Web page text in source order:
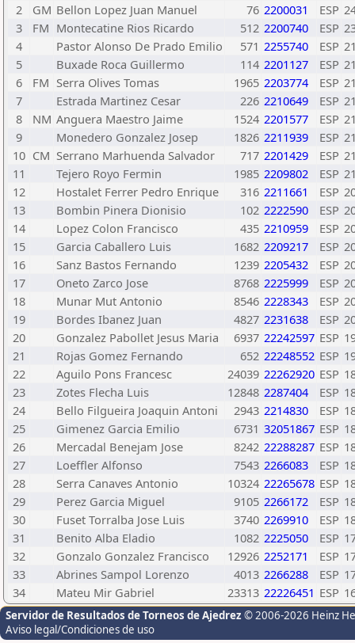
2
GM Bellon Lopez Juan Manuel 76 2200031 ESP
3
FM Montecatine Rios Ricardo 512 2200740 ESP
4
Pastor Alonso De Prado Emilio 571 2255740 ESP
5
Buxade Roca Guillermo 114 2201127 ESP
6
FM Serra Olives Tomas 1965 2203774 ESP
7
Estrada Martinez Cesar 226 2210649 ESP
8
NM Anguera Maestro Jaime 1524 2201577 ESP
9
Monedero Gonzalez Josep 1826 2211939 ESP
10 CM Serrano Marhuenda Salvador 717 2201429 ESP
11
Tejero Royo Fermin 1985 2209802 ESP
12
Hostalet Ferrer Pedro Enrique 316 2211661 ESP
13
Bombin Pinera Dionisio 102 2222590 ESP
14
Lopez Colon Francisco 435 2210959 ESP
15
Garcia Caballero Luis 1682 2209217 ESP
16
Sanz Bastos Fernando 1239 2205432 ESP
17
Oneto Zarco Jose 8768 2225999 ESP
18
Munar Mut Antonio 8546 2228343 ESP
19
Bordes Ibanez Juan 4827 2231638 ESP
20
Gonzalez Pabollet Jesus Maria 6937 22242597 ESP
21
Rojas Gomez Fernando 652 22248552 ESP
22
Aguilo Pons Francesc 24039 22262920 ESP
23
Zotes Flecha Luis 12848 2287404 ESP
24
Bello Filgueira Joaquin Antoni 2943 2214830 ESP
25
Gimenez Garcia Emilio 6731 32051867 ESP
26
Mercadal Benejam Jose 8242 22288287 ESP
27
Loeffler Alfonso 7543 2266083 ESP
28
Serra Canaves Antonio 10324 22265678 ESP
29
Perez Garcia Miguel 9105 2266172 ESP
30
Fuset Torralba Jose Luis 3740 2269910 ESP
31
Benito Alba Eladio 1082 2225050 ESP
32
Gonzalo Gonzalez Francisco 12926 2252171 ESP
33
Abrines Sampol Lorenzo 4013 2266288 ESP
34
Mateu Mir Gabriel 23313 22226451 ESP
Servidor de Resultados de Torneos de Ajedrez © 2006-2026 Heinz
Aviso legal/Condiciones de uso